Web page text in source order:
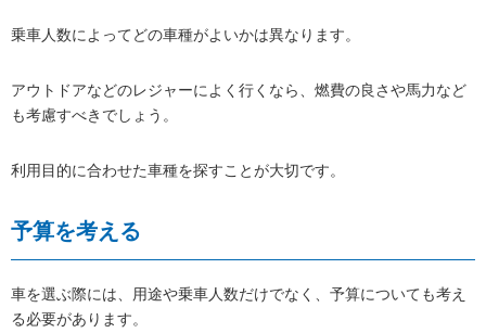
乗車人数によってどの車種がよいかは異なります。
アウトドアなどのレジャーによく行くなら、燃費の良さや馬力など
も考慮すべきでしょう。
利用目的に合わせた車種を探すことが大切です。
予算を考える
車を選ぶ際には、用途や乗車人数だけでなく、予算についても考え
る必要があります。